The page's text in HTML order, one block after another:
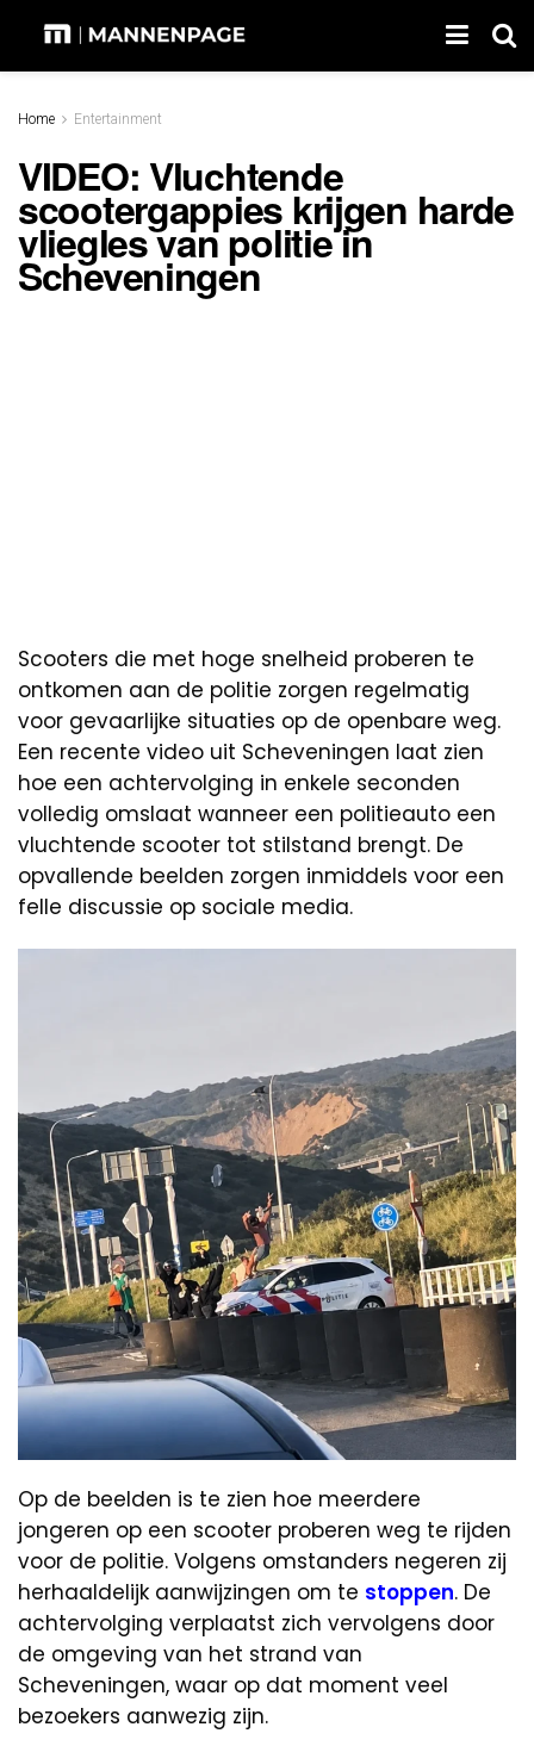
Home Entertainment
VIDEO: Vluchtende
scootergappies krijgen harde
vliegles van politie in
Scheveningen
Scooters die met hoge snelheid proberen te
ontkomen aan de politie zorgen regelmatig
voor gevaarlijke situaties op de openbare weg.
Een recente video uit Scheveningen laat zien
hoe een achtervolging in enkele seconden
volledig omslaat wanneer een politieauto een
vluchtende scooter tot stilstand brengt. De
opvallende beelden zorgen inmiddels voor een
felle discussie op sociale media.
Op de beelden is te zien hoe meerdere
jongeren op een scooter proberen weg te rijden
voor de politie. Volgens omstanders negeren zij
herhaaldelijk aanwijzingen om te stoppen. De
achtervolging verplaatst zich vervolgens door
de omgeving van het strand van
Scheveningen, waar op dat moment veel
bezoekers aanwezig zijn.